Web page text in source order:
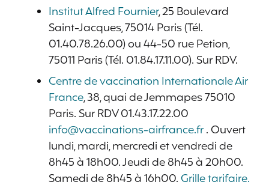
Institut Alfred Fournier, 25 Boulevard
Saint-Jacques, 75014 Paris (Tél.
01.40.78.26.00) ou 44-50 rue Petion,
75011 Paris (Tél. 01.84.17.11.00). Sur RDV.
Centre de vaccination Internationale Air
France, 38, quai de Jemmapes 75010
Paris. Sur RDV 01.43.17.22.00
info@vaccinations-airfrance.fr. Ouvert
lundi, mardi, mercredi et vendredi de
8h45 à 18h00. Jeudi de 8h45 à 20h00.
Samedi de 8h45 à 16h00.Grille tarifaire.